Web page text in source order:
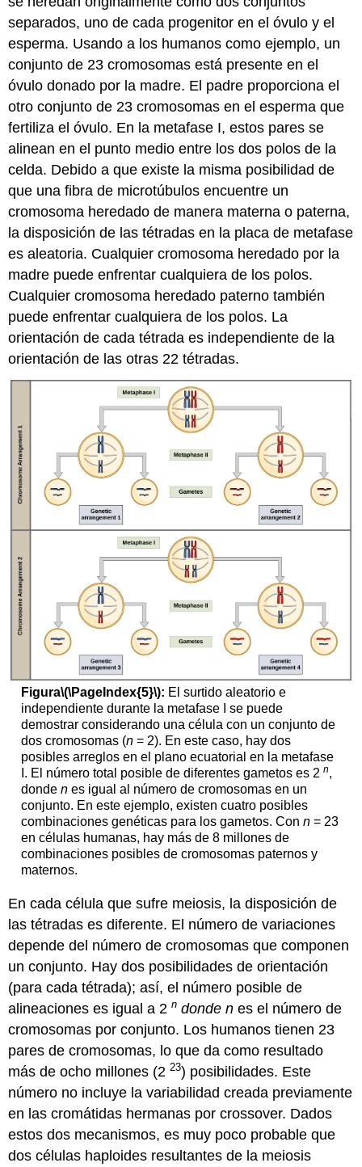
separados, uno de cada progenitor en el óvulo y el
esperma. Usando a los humanos como ejemplo, un
conjunto de 23 cromosomas está presente en el
óvulo donado por la madre. El padre proporciona el
otro conjunto de 23 cromosomas en el esperma que
fertiliza el óvulo. En la metafase I, estos pares se
alinean en el punto medio entre los dos polos de la
celda. Debido a que existe la misma posibilidad de
que una fibra de microtúbulos encuentre un
cromosoma heredado de manera materna o paterna,
la disposición de las tétradas en la placa de metafase
es aleatoria. Cualquier cromosoma heredado por la
madre puede enfrentar cualquiera de los polos.
Cualquier cromosoma heredado paterno también
puede enfrentar cualquiera de los polos. La
orientación de cada tétrada es independiente de la
orientación de las otras 22 tétradas.
Figura\(\PageIndex{5}\): El surtido aleatorio e
independiente durante la metafase I se puede
demostrar considerando una célula con un conjunto de
dos cromosomas (n= 2). En este caso, hay dos
posibles arreglos en el plano ecuatorial en la metafase
I. El número total posible de diferentes gametos es 2 n,
donde nes igual al número de cromosomas en un
conjunto. En este ejemplo, existen cuatro posibles
combinaciones genéticas para los gametos. Con n= 23
en células humanas, hay más de 8 millones de
combinaciones posibles de cromosomas paternos y
maternos.
En cada célula que sufre meiosis, la disposición de
las tétradas es diferente. El número de variaciones
depende del número de cromosomas que componen
un conjunto. Hay dos posibilidades de orientación
(para cada tétrada); así, el número posible de
alineaciones es igual a 2n donde n es el número de
cromosomas por conjunto. Los humanos tienen 23
pares de cromosomas, lo que da como resultado
más de ocho millones (223) posibilidades. Este
número no incluye la variabilidad creada previamente
en las cromátidas hermanas por crossover. Dados
estos dos mecanismos, es muy poco probable que
dos células haploides resultantes de la meiosis